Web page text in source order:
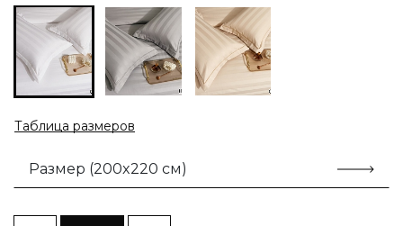
Таблица размеров
Размер (200x220 см)